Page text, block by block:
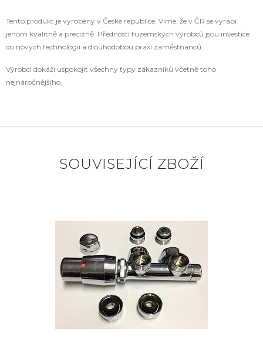
Tento produkt je vyrobený v České republice. Víme, že v ČR se vyrábí
jenom kvalitně a precizně. Předností tuzemských výrobců jsou investice
do nových technologií a dlouhodobou praxí zaměstnanců.
Výrobci dokáží uspokojit všechny typy zákazníků včetně toho
nejnáročnějšího.
SOUVISEJÍCÍ ZBOŽÍ